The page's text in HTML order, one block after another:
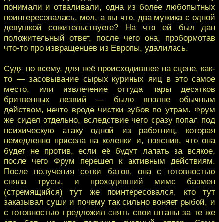
понимали и отваливали, одна из более любопытных
поинтересовалась, мол, а вы что, два мужика с одной
девушкой сожительствуете? На что ей был дан
положительный ответ, после чего она, пробормотав
что-то про извращенцев из Европы, удалилась.
Судя по всему, для неё происходившее на сцене, как-
то — засовывание сырых куриных яиц в это самое
место, или извлечение оттуда пары десятков
бритвенных лезвий — было вполне обычным
действом, нечто вроде чистки зубов по утрам. Фрум
же сидел отдельно, вследствие чего сразу попал под
психическую атаку одной из работниц, которая
немедленно присела на коленки и, пояснив, что она
будет не против, если её будут лапать за всякое,
после чего Фрум перешел к активным действиям.
После получения сотки батов, она с готовностью
сняла трусы, и проходивший мимо бармен
(стремящийся) тут же поинтересовался, кто тут
заказывал суши и почему так сильно воняет рыбой, и
с готовностью предложил снять свои штаны за те же